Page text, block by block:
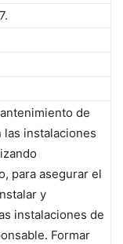
de
las instalaciones
para asegurar el
y
instalaciones de
Formar